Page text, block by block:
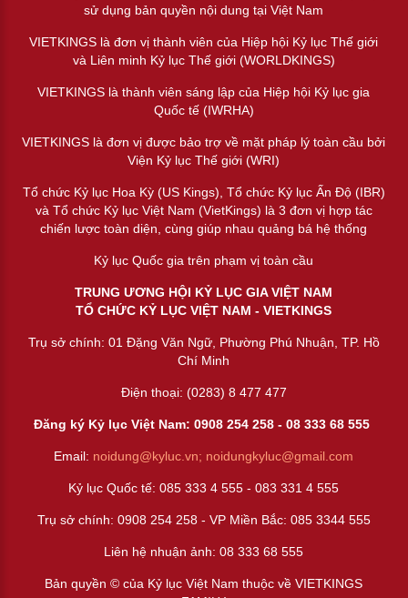
sử dụng bản quyền nội dung tại Việt Nam
VIETKINGS là đơn vị thành viên của Hiệp hội Kỷ lục Thế giới
và Liên minh Kỷ lục Thế giới (WORLDKINGS)
VIETKINGS là thành viên sáng lập của Hiệp hội Kỷ lục gia
Quốc tế (IWRHA)
VIETKINGS là đơn vị được bảo trợ về mặt pháp lý toàn cầu bởi
Viện Kỷ lục Thế giới (WRI)
Tổ chức Kỷ lục Hoa Kỳ (US Kings), Tổ chức Kỷ lục Ấn Độ (IBR)
và Tổ chức Kỷ lục Việt Nam (VietKings) là 3 đơn vị hợp tác
chiến lược toàn diện, cùng giúp nhau quảng bá hệ thống
Kỷ lục Quốc gia trên phạm vị toàn cầu
TRUNG ƯƠNG HỘI KỶ LỤC GIA VIỆT NAM
TỔ CHỨC KỶ LỤC VIỆT NAM - VIETKINGS
Trụ sở chính: 01 Đặng Văn Ngữ, Phường Phú Nhuận, TP. Hồ
Chí Minh
Điện thoại: (0283) 8 477 477
Đăng ký Kỷ lục Việt Nam: 0908 254 258 -08 333 68 555
Email: noidung@kyluc.vn; noidungkyluc@gmail.com
Kỷ lục Quốc tế: 085 333 4 555 - 083 331 4 555
Trụ sở chính: 0908 254 258 - VP Miền Bắc: 085 3344 555
Liên hệ nhuận ảnh:08 333 68 555
Bản quyền © của Kỷ lục Việt Nam thuộc về VIETKINGS